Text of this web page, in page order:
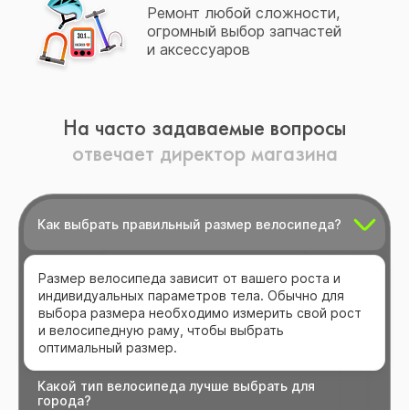
Ремонт любой сложности,
огромный выбор запчастей
и аксессуаров
На часто задаваемые вопросы
отвечает директор магазина
Как выбрать правильный размер велосипеда?
Размер велосипеда зависит от вашего роста и
индивидуальных параметров тела. Обычно для
выбора размера необходимо измерить свой рост
и велосипедную раму, чтобы выбрать
оптимальный размер.
Какой тип велосипеда лучше выбрать для
города?